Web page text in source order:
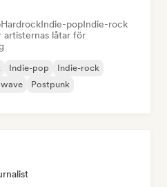
HardrockIndie-popIndie-rock
artisternas låtar för
Indie-pop
Indie-rock
Postpunk